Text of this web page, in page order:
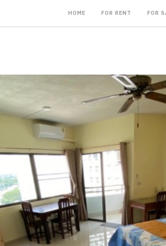
HOME FOR RENT FOR